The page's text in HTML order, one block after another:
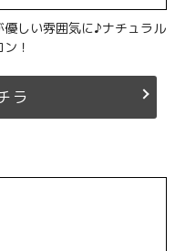
しい雰囲気に♪ナチュラル
！
ラ